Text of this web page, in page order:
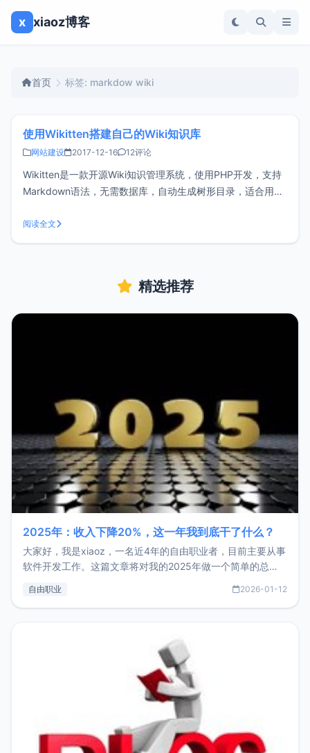
x xiaoz博客
首页 标签: markdow wiki
使用Wikitten搭建自己的Wiki知识库
网站建设 2017-12-16 12评论
Wikitten是一款开源Wiki知识管理系统，使用PHP开发，支持
Markdown语法，无需数据库，自动生成树形目录，适合用来
持安装访问master.zip下载源码，放到站点根目录并解压。将
config.p
阅读全文
精选推荐
2025年：收入下降20%，这一年我到底干了什么？
大家好，我是xiaoz，一名近4年的自由职业者，目前主要从事
软件开发工作。这篇文章将对我的2025年做一个简单的总
收入下降20%，但却过得很充实，2026年不求突破，但求保
自由职业 2026-01-12